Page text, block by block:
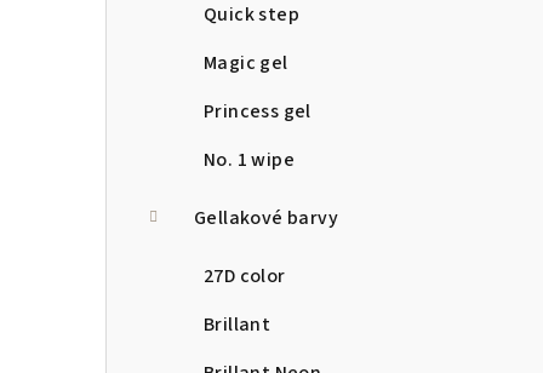
Quick step
Magic gel
Princess gel
No. 1 wipe
Gellakové barvy
27D color
Brillant